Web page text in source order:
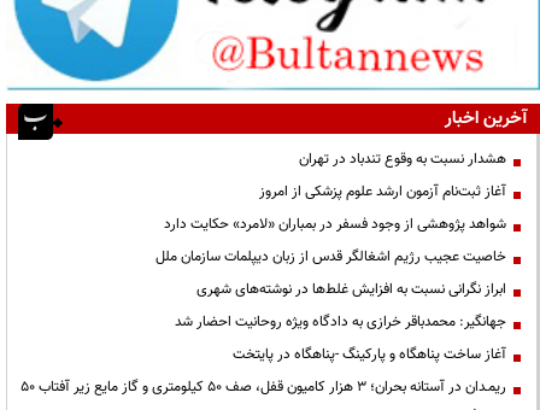
آخرین اخبار
هشدار نسبت به وقوع تندباد در تهران
آغاز ثبت‌نام آزمون ارشد علوم پزشکی از امروز
شواهد پژوهشی از وجود فسفر در بمباران «لامرد» حکایت دارد
خاصیت عجیب رژیم اشغالگر قدس از زبان دیپلمات سازمان ملل
ابراز نگرانی نسبت به افزایش غلط‌ها در نوشته‌های شهری
جهانگیر: محمدباقر خرازی به دادگاه ویژه روحانیت احضار شد
آغاز ساخت پناهگاه و پارکینگ -پناهگاه در پایتخت
ریمـدان در آستانه بحران؛ ۳ هزار کامیون قفل، صف ۵۰ کیلومتری و گاز مایع زیر آفتاب ۵۰